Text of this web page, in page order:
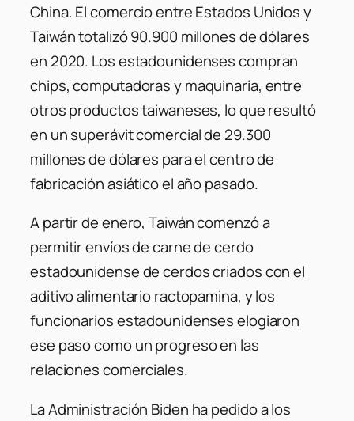
China. El comercio entre Estados Unidos y
Taiwán totalizó 90.900 millones de dólares
en 2020. Los estadounidenses compran
chips, computadoras y maquinaria, entre
otros productos taiwaneses, lo que resultó
en un superávit comercial de 29.300
millones de dólares para el centro de
fabricación asiático el año pasado.
A partir de enero, Taiwán comenzó a
permitir envíos de carne de cerdo
estadounidense de cerdos criados con el
aditivo alimentario ractopamina, y los
funcionarios estadounidenses elogiaron
ese paso como un progreso en las
relaciones comerciales.
La Administración Biden ha pedido a los